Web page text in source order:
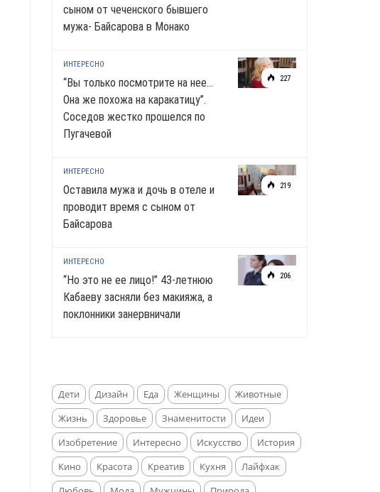
сыном от чеченского бывшего
мужа- Байсарова в Монако
227
ИНТЕРЕСНО
“Вы только посмотрите на нее…
Она же похожа на каракатицу”.
Соседов жестко прошелся по
Пугачевой
219
ИНТЕРЕСНО
Оставила мужа и дочь в отеле и
проводит время с сыном от
Байсарова
206
ИНТЕРЕСНО
“Но это не ее лицо!” 43-летнюю
Кабаеву засняли без макияжа, а
поклонники занервничали
Дети Дизайн Еда Женщины
Животные
Жизнь
Здоровье Знаменитости
Идеи
Изобретение
Интересно Искусство
История
Кино
Красота Креатив Кухня
Лайфхак